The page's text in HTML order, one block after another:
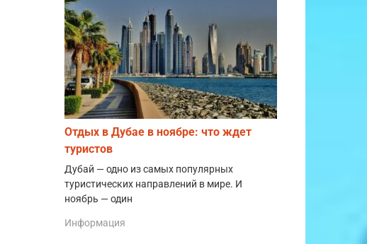
Отдых в Дубае в ноябре: что ждет
туристов
Дубай — одно из самых популярных
туристических направлений в мире. И
ноябрь — один
Информация